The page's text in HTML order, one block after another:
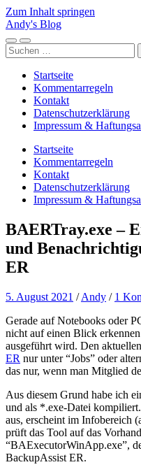
Zum Inhalt springen
Andy's Blog
Mobile-
Menü
Suchfeld
ein-/ausblenden
Suchen
nach:
Startseite
Kommentarregeln
Kontakt
Datenschutzerklärung
Impressum &
Startseite
Kommentarregeln
Kontakt
Datenschutzerklärung
Impressum &
BAERTray.exe –
und
ER
5. August 2021 /Andy / 1
Gerade auf Notebooks oder
nicht auf einen Blick
ausgeführt wird. Den
ER nur unter “Jobs” oder
das nur, wenn man Mitglied
Aus diesem Grund habe ich
und als *.exe-Datei
aus, erscheint im Infobereich
prüft das Tool auf das
“BAExecutorWinApp.exe”,
BackupAssist ER.